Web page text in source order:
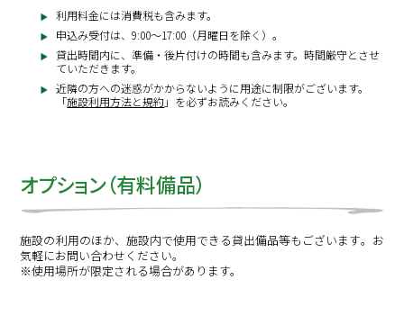
利用料金には消費税も含みます。
申込み受付は、9:00～17:00（月曜日を除く）。
貸出時間内に、準備・後片付けの時間も含みます。時間厳守とさせ
ていただきます。
近隣の方への迷惑がかからないように用途に制限がございます。
「施設利用方法と規約 」を必ずお読みください。
オプション（有料備品）
施設の利用のほか、施設内で使用できる貸出備品等もございます。お
気軽にお問い合わせください。
※使用場所が限定される場合があります。